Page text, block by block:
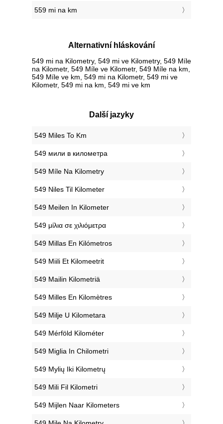
559 mi na km
Alternativní hláskování
549 mi na Kilometry, 549 mi ve Kilometry, 549 Míle
na Kilometr, 549 Míle ve Kilometr, 549 Míle na km,
549 Míle ve km, 549 mi na Kilometr, 549 mi ve
Kilometr, 549 mi na km, 549 mi ve km
Další jazyky
‎549 Miles To Km
‎549 мили в километра
‎549 Míle Na Kilometry
‎549 Niles Til Kilometer
‎549 Meilen In Kilometer
‎549 μίλια σε χιλιόμετρα
‎549 Millas En Kilómetros
‎549 Miili Et Kilomeetrit
‎549 Mailin Kilometriä
‎549 Milles En Kilomètres
‎549 Milje U Kilometara
‎549 Mérföld Kilométer
‎549 Miglia In Chilometri
‎549 Mylių Iki Kilometrų
‎549 Mili Fil Kilometri
‎549 Mijlen Naar Kilometers